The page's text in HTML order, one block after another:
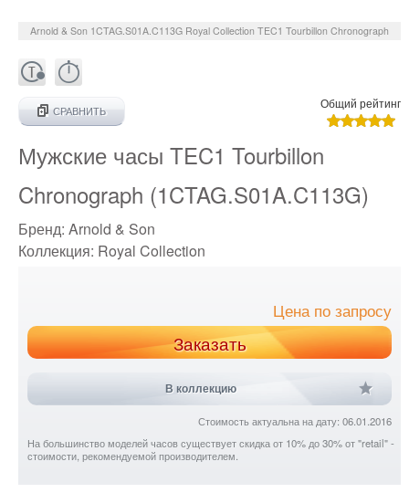
Arnold & Son 1CTAG.S01A.C113G Royal Collection TEC1 Tourbillon Chronograph
СРАВНИТЬ
Общий рейтинг
Мужские часы TEC1 Tourbillon
Chronograph (1CTAG.S01A.C113G)
Бренд: Arnold & Son
Коллекция: Royal Collection
Цена по запросу
Заказать
В коллекцию
Стоимость актуальна на дату: 06.01.2016
На большинство моделей часов существует скидка от 10% до 30% от "retail" -
стоимости, рекомендуемой производителем.